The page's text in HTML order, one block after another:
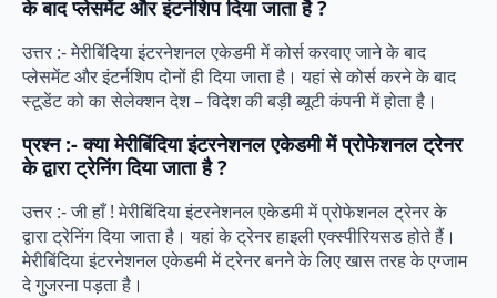
के बाद प्लेसमेंट और इंटर्नशिप दिया जाता है ?
उत्तर :- मेरीबिंदिया इंटरनेशनल एकेडमी में कोर्स करवाए जाने के बाद
प्लेसमेंट और इंटर्नशिप दोनों ही दिया जाता है। यहां से कोर्स करने के बाद
स्टूडेंट को का सेलेक्शन देश – विदेश की बड़ी ब्यूटी कंपनी में होता है।
प्रश्न :- क्या मेरीबिंदिया इंटरनेशनल एकेडमी में प्रोफेशनल ट्रेनर
के द्वारा ट्रेनिंग दिया जाता है ?
उत्तर :- जी हाँ ! मेरीबिंदिया इंटरनेशनल एकेडमी में प्रोफेशनल ट्रेनर के
द्वारा ट्रेनिंग दिया जाता है। यहां के ट्रेनर हाइली एक्स्पीरियसड होते हैं।
मेरीबिंदिया इंटरनेशनल एकेडमी में ट्रेनर बनने के लिए खास तरह के एग्जाम
दे गुजरना पड़ता है।